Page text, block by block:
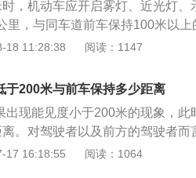
，机动车应开启雾灯、近光灯、
里，与同车道前车保持100米以
法实施条例》第八十一条：机动车
启雾灯、近光灯、示廓灯和前后
前车保持100米以上的距离；(二)
灯、前后位灯和危险报警闪光灯
保持50米以上的距离；(三)能见
后位灯和危险报警闪光灯，车速不
18 11:28:38 阅读：1147
于200米与前车保持多少距离
出现能见度小于200米的现象，此
。对驾驶者以及前方的驾驶者而
于弊的。虽然没有人能确保维持这
17 16:18:55 阅读：1064